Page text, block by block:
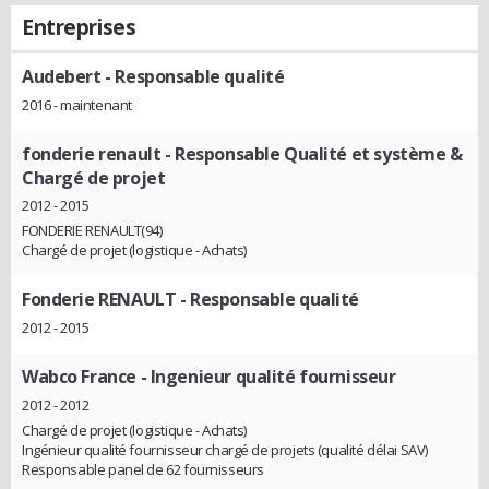
Entreprises
Audebert - Responsable qualité
2016 - maintenant
fonderie renault - Responsable Qualité et système &
Chargé de projet
2012 - 2015
FONDERIE RENAULT(94)
Chargé de projet (logistique - Achats)
Fonderie RENAULT - Responsable qualité
2012 - 2015
Wabco France - Ingenieur qualité fournisseur
2012 - 2012
Chargé de projet (logistique - Achats)
Ingénieur qualité fournisseur chargé de projets (qualité délai SAV)
Responsable panel de 62 fournisseurs